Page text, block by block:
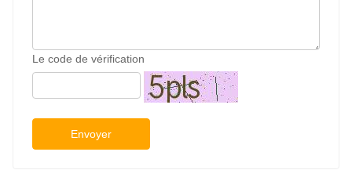
Le code de vérification
Envoyer